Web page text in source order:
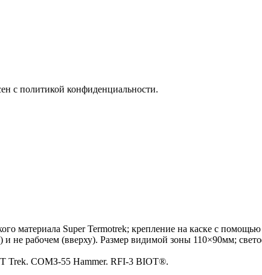
с политикой конфиденциальности.
материала Super Termotrek; крепление на каске с
рабочем (вверху). Размер видимой зоны 110×90мм;
Trek. СОМЗ-55 Hammer. RFI-3 BIOT®.